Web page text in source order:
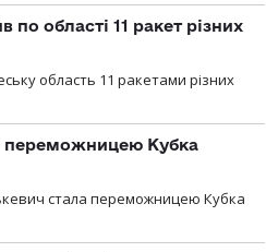
області 11 ракет різних
область 11 ракетами різних
переможницею Кубка
стала переможницею Кубка